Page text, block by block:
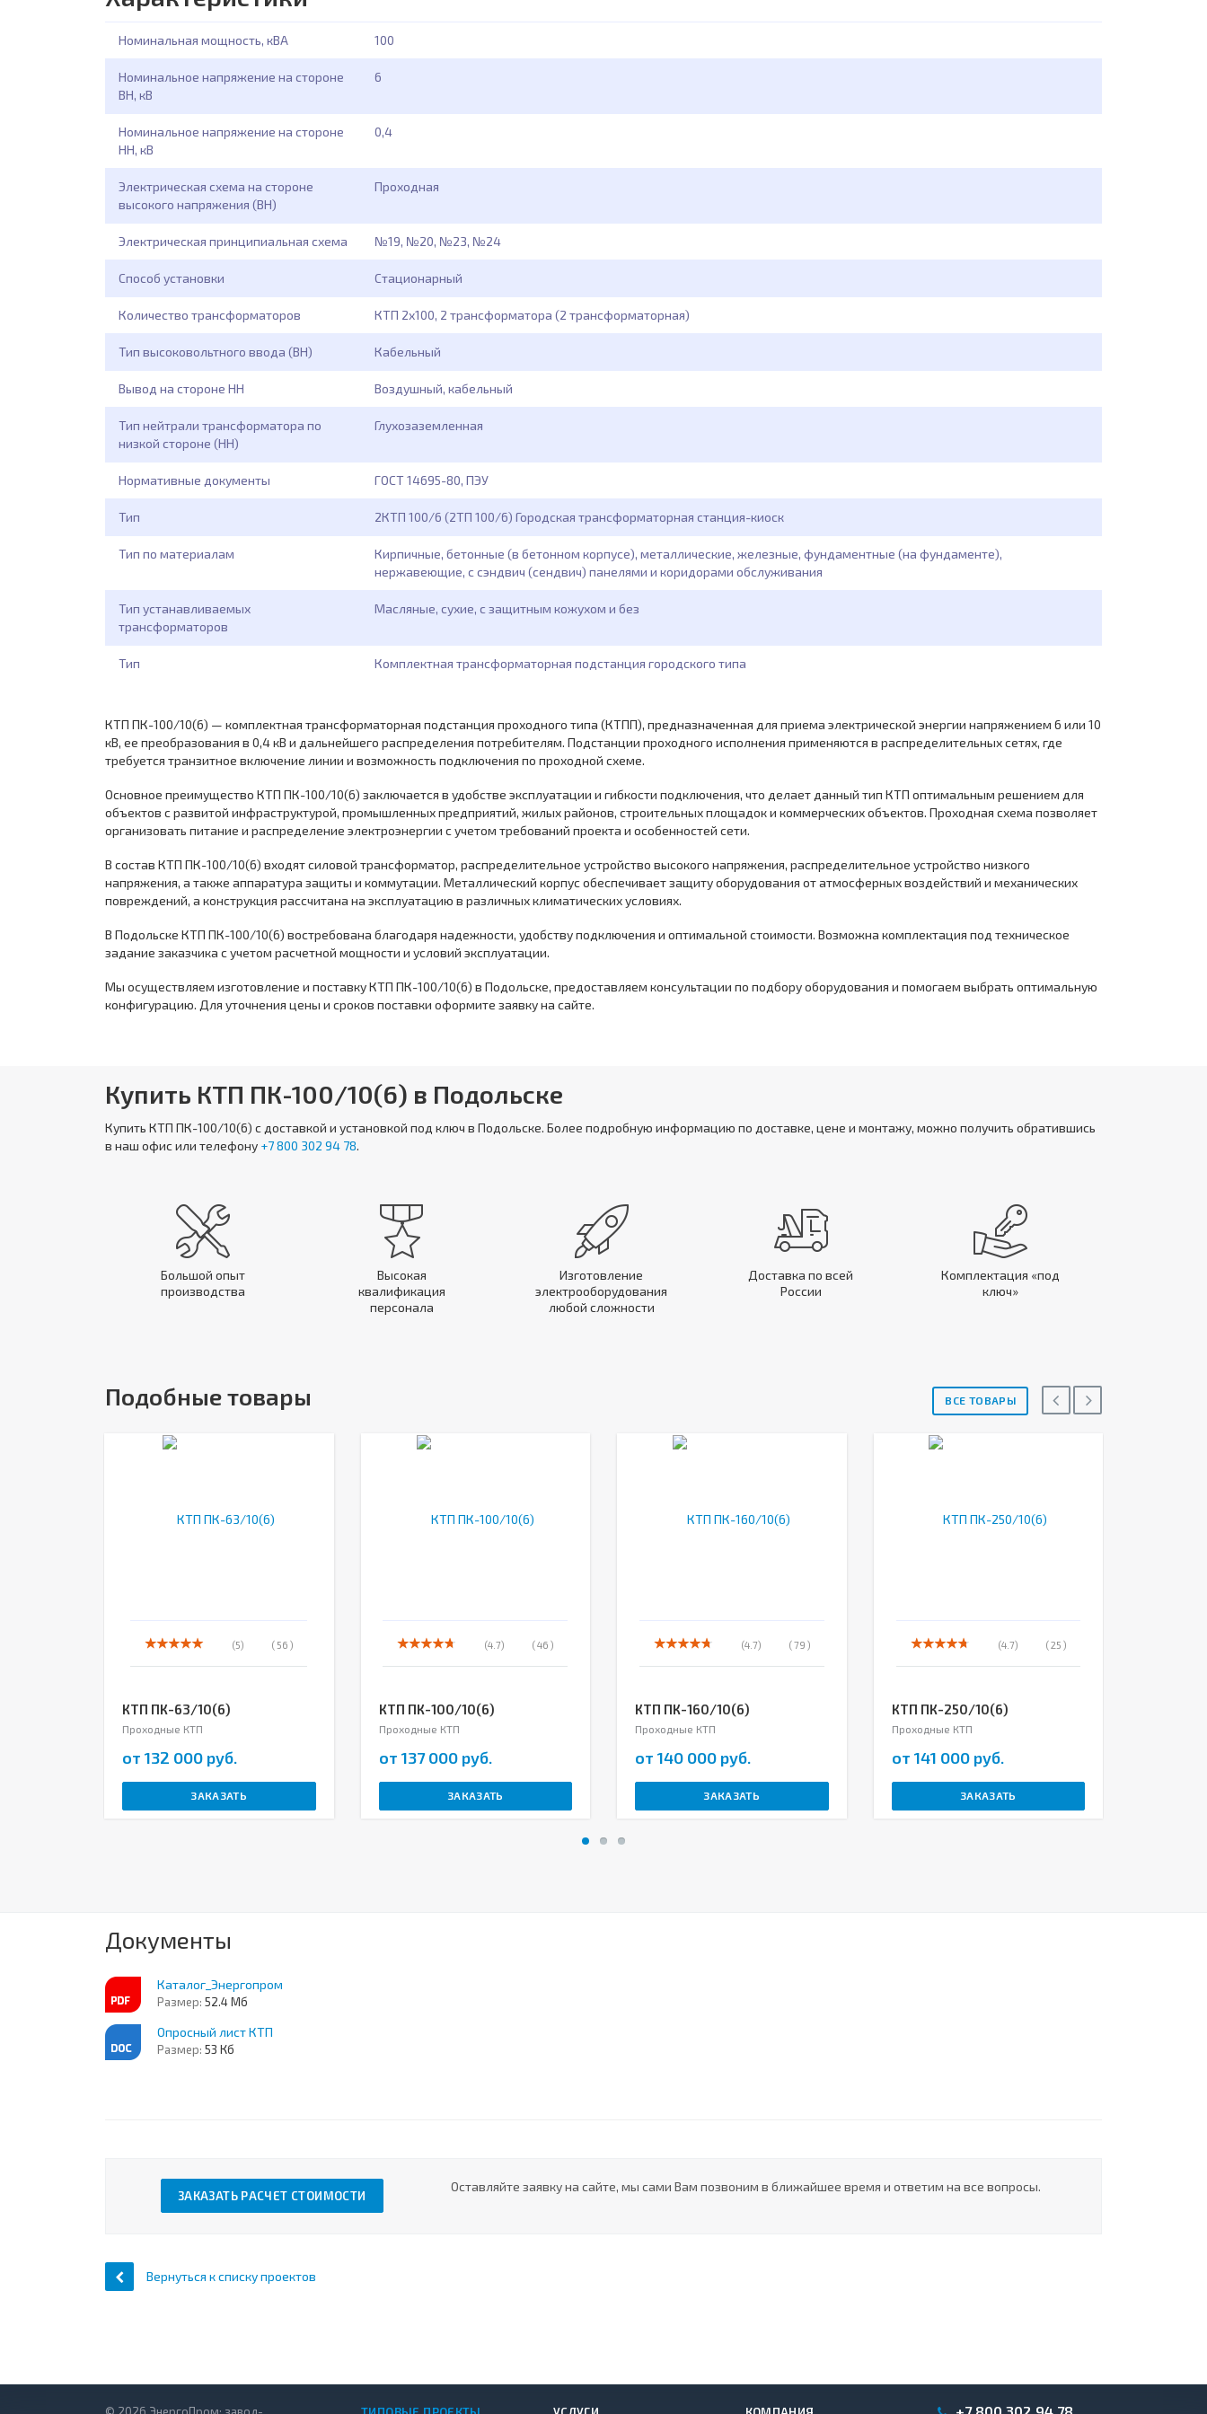
Номинальная мощность, кВА 100
Номинальное напряжение на стороне
ВН, кВ
6
Номинальное напряжение на стороне
НН, кВ
0,4
Электрическая схема на стороне
высокого напряжения (ВН)
Проходная
Электрическая принципиальная схема №19, №20, №23, №24
Способ установки Стационарный
Количество трансформаторов КТП 2х100, 2 трансформатора (2 трансформаторная)
Тип высоковольтного ввода (ВН) Кабельный
Вывод на стороне НН Воздушный, кабельный
Тип нейтрали трансформатора по
низкой стороне (НН)
Глухозаземленная
Нормативные документы ГОСТ 14695-80, ПЭУ
Тип 2КТП 100/6 (2ТП 100/6) Городская трансформаторная станция-киоск
Тип по материалам
Кирпичные, бетонные (в бетонном корпусе), металлические, железные, фундаментные (на фундаменте),
нержавеющие, с сэндвич (сендвич) панелями и коридорами обслуживания
Тип устанавливаемых
трансформаторов
Масляные, сухие, с защитным кожухом и без
Тип Комплектная трансформаторная подстанция городского типа
КТП ПК-100/10(6) — комплектная трансформаторная подстанция проходного типа (КТПП), предназначенная для приема электрической энергии напряжением 6 или 10
кВ, ее преобразования в 0,4 кВ и дальнейшего распределения потребителям. Подстанции проходного исполнения применяются в распределительных сетях, где
требуется транзитное включение линии и возможность подключения по проходной схеме.
Основное преимущество КТП ПК-100/10(6) заключается в удобстве эксплуатации и гибкости подключения, что делает данный тип КТП оптимальным решением для
объектов с развитой инфраструктурой, промышленных предприятий, жилых районов, строительных площадок и коммерческих объектов. Проходная схема позволяет
организовать питание и распределение электроэнергии с учетом требований проекта и особенностей сети.
В состав КТП ПК-100/10(6) входят силовой трансформатор, распределительное устройство высокого напряжения, распределительное устройство низкого
напряжения, а также аппаратура защиты и коммутации. Металлический корпус обеспечивает защиту оборудования от атмосферных воздействий и механических
повреждений, а конструкция рассчитана на эксплуатацию в различных климатических условиях.
В Подольске КТП ПК-100/10(6) востребована благодаря надежности, удобству подключения и оптимальной стоимости. Возможна комплектация под техническое
задание заказчика с учетом расчетной мощности и условий эксплуатации.
Мы осуществляем изготовление и поставку КТП ПК-100/10(6) в Подольске, предоставляем консультации по подбору оборудования и помогаем выбрать оптимальную
конфигурацию. Для уточнения цены и сроков поставки оформите заявку на сайте.
Купить КТП ПК-100/10(6) в Подольске
Купить КТП ПК-100/10(6) с доставкой и установкой под ключ в Подольске. Более подробную информацию по доставке, цене и монтажу, можно получить обратившись
в наш офис или телефону +7 800 302 94 78.
Большой опыт
производства
Высокая
квалификация
персонала
Изготовление
электрооборудования
любой сложности
Доставка по всей
России
Комплектация «под
ключ»
Подобные товары ВСЕ ТОВАРЫ
(5) ( 56 )
КТП ПК-63/10(6)
Проходные КТП
от 132 000 руб.
ЗАКАЗАТЬ
(4.7) ( 46 )
КТП ПК-100/10(6)
Проходные КТП
от 137 000 руб.
ЗАКАЗАТЬ
(4.7) ( 79 )
КТП ПК-160/10(6)
Проходные КТП
от 140 000 руб.
ЗАКАЗАТЬ
(4.7) ( 25 )
КТП ПК-250/10(6)
Проходные КТП
от 141 000 руб.
ЗАКАЗАТЬ
Документы
Каталог_Энергопром
Размер: 52.4 Мб
Опросный лист КТП
Размер: 53 Кб
ЗАКАЗАТЬ РАСЧЕТ СТОИМОСТИ
Оставляйте заявку на сайте, мы сами Вам позвоним в ближайшее время и ответим на все вопросы.
Вернуться к списку проектов